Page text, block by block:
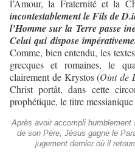
l’Amour, la Fraternité et la
incontestablement le Fils de
l’Homme sur la Terre passe
Celui qui dispose
Comme, bien entendu, les
grecques et romaines, le
clairement de Krystos (Oint de
Christ portât, dans cette
prophétique, le titre
Après avoir accompli
de son Père, Jésus gagne le
jugement dernier où il